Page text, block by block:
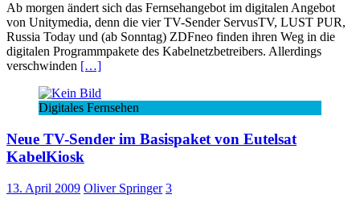
Ab morgen ändert sich das Fernsehangebot im digitalen Angebot
von Unitymedia, denn die vier TV-Sender ServusTV, LUST PUR,
Russia Today und (ab Sonntag) ZDFneo finden ihren Weg in die
digitalen Programmpakete des Kabelnetzbetreibers. Allerdings
verschwinden […]
Digitales Fernsehen
Neue TV-Sender im Basispaket von Eutelsat
KabelKiosk
13. April 2009 Oliver Springer 3